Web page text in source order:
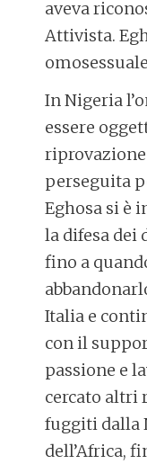
aveva
Attivista.
In Nigeria
essere
perseguita
Eghosa si è
la difesa dei
fino a
Italia e
con il
passione e
cercato altri
fuggiti dalla
dell’Africa,